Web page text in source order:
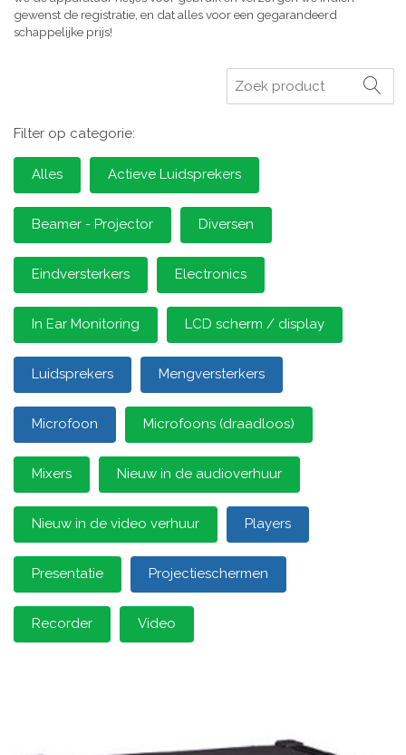
gewenst de registratie, en dat alles voor een gegarandeerd
schappelijke prijs!
Zoeken
Filter op categorie:
Alles Actieve Luidsprekers
Beamer - Projector Diversen
Eindversterkers Electronics
In Ear Monitoring LCD scherm / display
Luidsprekers Mengversterkers
Microfoon Microfoons (draadloos)
Mixers Nieuw in de audioverhuur
Nieuw in de video verhuur Players
Presentatie Projectieschermen
Recorder Video